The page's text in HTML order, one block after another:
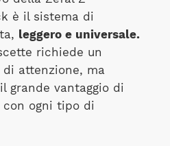
è il sistema di
leggero e universale.
richiede un
attenzione, ma
grande vantaggio di
con ogni tipo di